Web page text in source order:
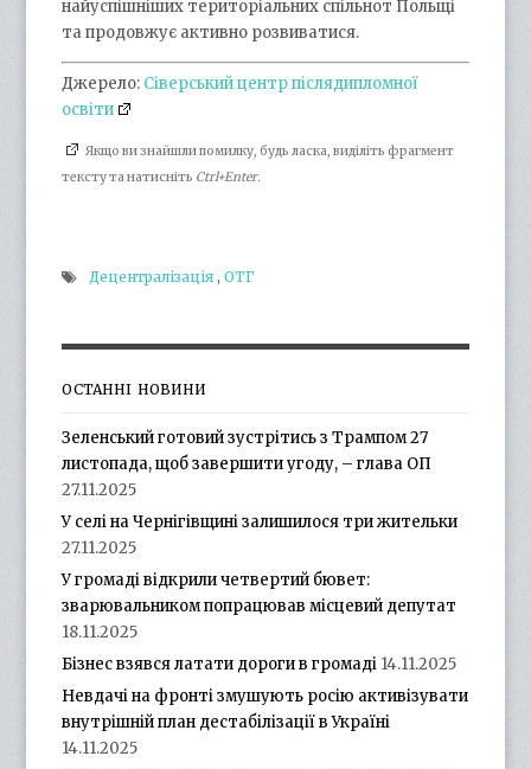
найуспішніших територіальних спільнот Польщі
та продовжує активно розвиватися.
Джерело: Сіверський центр післядипломної
освіти
Якщо ви знайшли помилку, будь ласка, виділіть фрагмент
тексту та натисніть Ctrl+Enter.
Децентралізація ,ОТГ
ОСТАННІ НОВИНИ
Зеленський готовий зустрітись з Трампом 27
листопада, щоб завершити угоду, – глава ОП
27.11.2025
У селі на Чернігівщині залишилося три жительки
27.11.2025
У громаді відкрили четвертий бювет:
зварювальником попрацював місцевий депутат
18.11.2025
Бізнес взявся латати дороги в громаді 14.11.2025
Невдачі на фронті змушують росію активізувати
внутрішній план дестабілізації в Україні
14.11.2025